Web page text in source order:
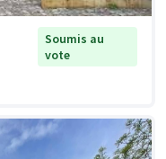
Soumis au
vote